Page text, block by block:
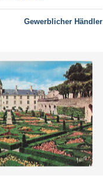
Gewerblicher Händler